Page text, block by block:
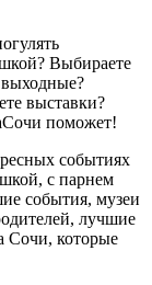
Выбираете
выходные?
выставки?
поможет!
событиях
с парнем
события, музеи
лучшие
Сочи, которые